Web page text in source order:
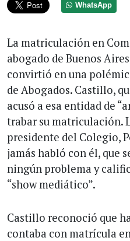
WhatsApp
La matriculación en
abogado de Buenos
convirtió en una
de Abogados. Castillo,
acusó a esa entidad de
trabar su matriculación.
presidente del Colegio,
jamás habló con él, que
ningún problema y
“show mediático”.
Castillo reconoció que
contaba con matrícula